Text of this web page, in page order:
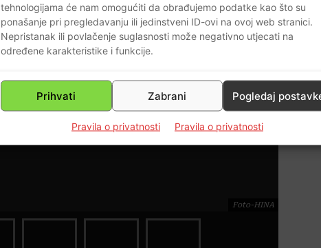
tehnologijama će nam omogućiti da obrađujemo podatke kao što su
ponašanje pri pregledavanju ili jedinstveni ID-ovi na ovoj web stranici.
Nepristanak ili povlačenje suglasnosti može negativno utjecati na
određene karakteristike i funkcije.
Prihvati Zabrani Pogledaj
Pravila o privatnosti Pravila o privatnosti
Foto-HINA